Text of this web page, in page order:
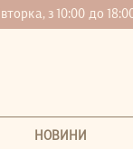
з 10:00 до
НОВИНИ